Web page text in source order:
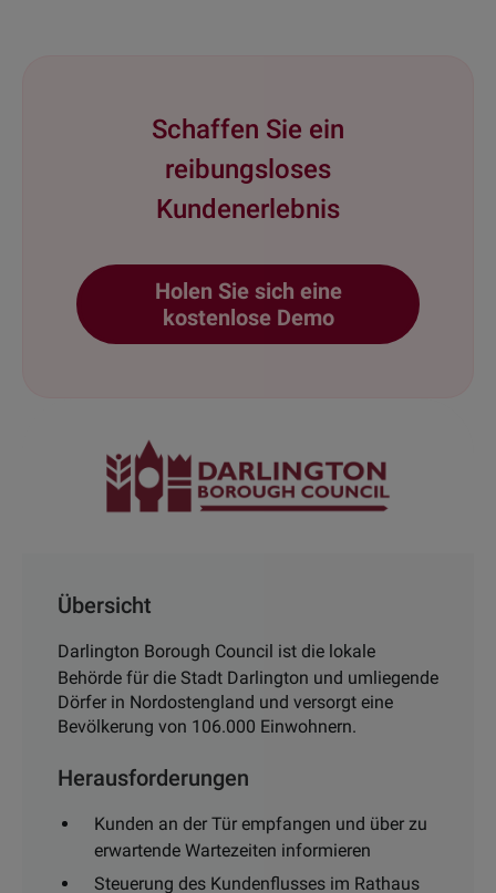
Schaffen Sie ein
reibungsloses
Kundenerlebnis
Holen Sie sich eine
kostenlose Demo
Übersicht
Darlington Borough Council ist die lokale
Behörde für die Stadt Darlington und umliegende
Dörfer in Nordostengland und versorgt eine
Bevölkerung von 106.000 Einwohnern.
Herausforderungen
Kunden an der Tür empfangen und über zu
erwartende Wartezeiten informieren
Steuerung des Kundenflusses im Rathaus